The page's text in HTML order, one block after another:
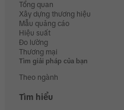
Tổng quan
Xây dựng thương hiệu
Mẫu quảng cáo
Hiệu suất
Đo lường
Thương mại
Tìm giải pháp của bạn
Theo ngành
Tìm hiểu